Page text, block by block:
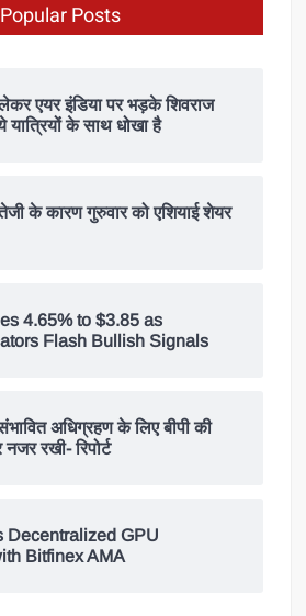
Popular Posts
एयर इंडिया पर भड़के शिवराज
यात्रियों के साथ धोखा है
के कारण गुरुवार को एशियाई शेयर
4.65% to $3.85 as
Flash Bullish Signals
अधिग्रहण के लिए बीपी की
रखी- रिपोर्ट
Decentralized GPU
Bitfinex AMA